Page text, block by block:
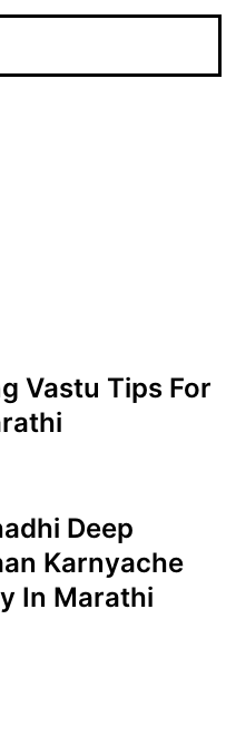
Vastu Tips For
Deep
Karnyache
In Marathi